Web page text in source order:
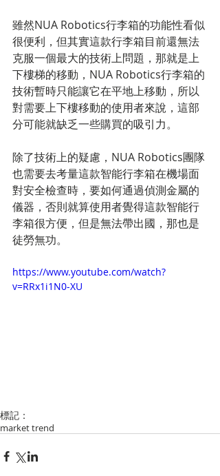
雖然NUA Robotics行李箱的功能性看似
很便利，但其實這款行李箱目前還無法
克服一個最大的技術上問題，那就是上
下樓梯的移動，NUA Robotics行李箱的
技術暫時只能讓它在平地上移動，所以
對需要上下樓移動的使用者來說，這部
分可能就缺乏一些購買的吸引力。
除了技術上的疑慮，NUA Robotics團隊
也需要去考量這款智能行李箱在機場面
對安全檢查時，要如何通過偵測金屬的
儀器，否則就算使用者覺得這款智能行
李箱很方便，但是無法帶出國，那也是
徒勞無功。
https://www.youtube.com/watch?
v=RRx1i1N0-XU
標記：
market trend